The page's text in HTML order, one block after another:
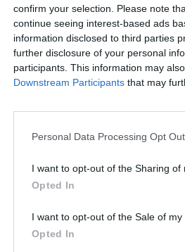
confirm your selection. Please note
continue seeing interest-based ads
information disclosed to third parties
further disclosure of your personal
participants. This information may
Downstream Participants that may
Personal Data Processing Opt
I want to opt-out of the Sharing of
Opted In
I want to opt-out of the Sale of my
Opted In